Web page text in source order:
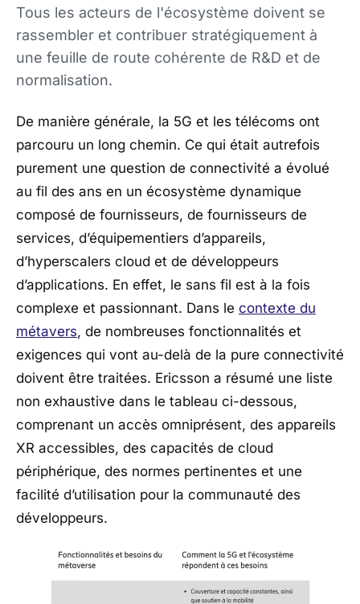
Tous les acteurs de l'écosystème doivent se
rassembler et contribuer stratégiquement à
une feuille de route cohérente de R&D et de
normalisation.
De manière générale, la 5G et les télécoms ont
parcouru un long chemin. Ce qui était autrefois
purement une question de connectivité a évolué
au fil des ans en un écosystème dynamique
composé de fournisseurs, de fournisseurs de
services, d’équipementiers d’appareils,
d’hyperscalers cloud et de développeurs
d’applications. En effet, le sans fil est à la fois
complexe et passionnant. Dans le contexte du
métavers, de nombreuses fonctionnalités et
exigences qui vont au-delà de la pure connectivité
doivent être traitées. Ericsson a résumé une liste
non exhaustive dans le tableau ci-dessous,
comprenant un accès omniprésent, des appareils
XR accessibles, des capacités de cloud
périphérique, des normes pertinentes et une
facilité d’utilisation pour la communauté des
développeurs.